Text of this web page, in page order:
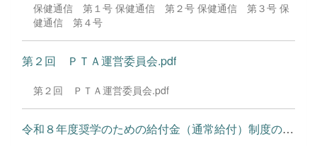
保健通信 第１号 保健通信 第２号 保健通信 第３号 保
健通信 第４号
第２回 ＰＴＡ運営委員会.pdf
第２回 ＰＴＡ運営委員会.pdf
令和８年度奨学のための給付金（通常給付）制度のご案内 下記...